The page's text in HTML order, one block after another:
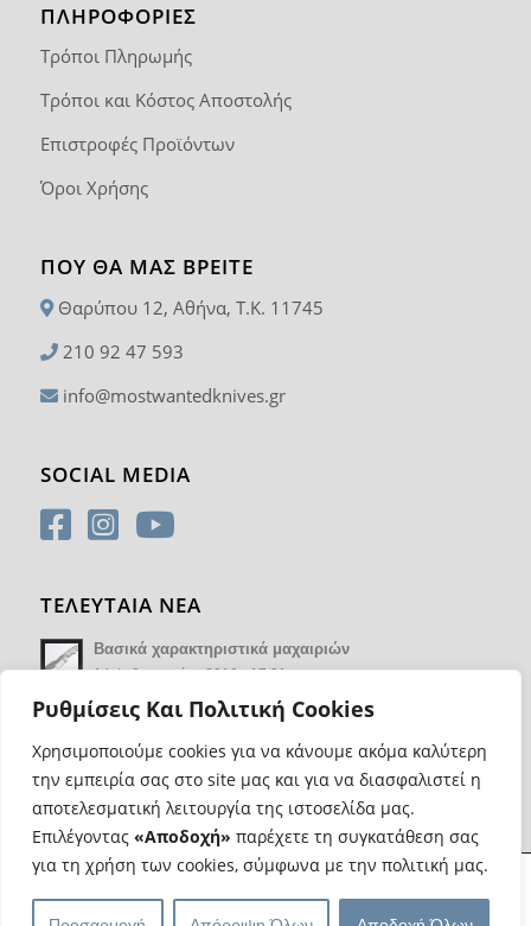
Ρυθμίσεις Και Πολιτική Cookies
Χρησιμοποιούμε cookies για να κάνουμε ακόμα καλύτερη
την εμπειρία σας στο site μας και για να διασφαλιστεί η
αποτελεσματική λειτουργία της ιστοσελίδα μας.
Επιλέγοντας «Αποδοχή» παρέχετε τη συγκατάθεση σας
για τη χρήση των cookies, σύμφωνα με την πολιτική μας.
ΠΛΗΡΟΦΟΡΙΕΣ
Τρόποι Πληρωμής
Τρόποι και Κόστος Αποστολής
Επιστροφές Προϊόντων
Όροι Χρήσης
ΠΟΥ ΘΑ ΜΑΣ ΒΡΕΊΤΕ
Θαρύπου 12, Αθήνα, T.K. 11745
210 92 47 593
info@mostwantedknives.gr
SOCIAL MEDIA
ΤΕΛΕΥΤΑΙΑ ΝΕΑ
Βασικά χαρακτηριστικά μαχαιριών
14 Φεβρουαρίου 2018 - 17:21